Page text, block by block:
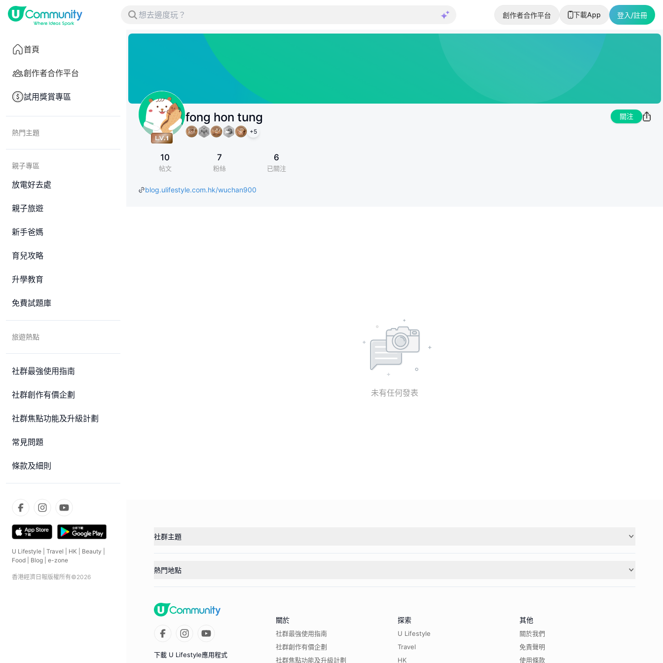
創作者合作平台 下載App 登入/註冊
首頁
創作者合作平台
試用獎賞專區
熱門主題
親子專區
放電好去處
親子旅遊
新手爸媽
育兒攻略
升學教育
免費試題庫
旅遊熱點
社群最強使用指南
社群創作有價企劃
社群焦點功能及升級計劃
常見問題
條款及細則
U Lifestyle Travel HK Beauty
Food
Blog e-zone
香港經濟日報版權所有©2026
fong hon tung
+5
關注
10
帖文
7
粉絲
6
已關注
blog.ulifestyle.com.hk/wuchan900
未有任何發表
社群主題
熱門地點
下載 U Lifestyle應用程式
關於
社群最強使用指南
社群創作有價企劃
社群焦點功能及升級計劃
探索
U Lifestyle
Travel
HK
其他
關於我們
免責聲明
使用條款